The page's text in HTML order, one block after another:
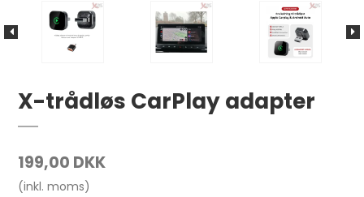
X-trådløs CarPlay adapter
199,00 DKK
(inkl. moms)